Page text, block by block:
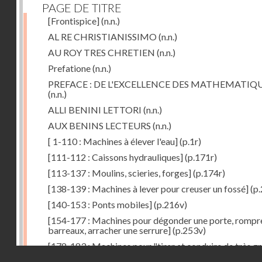
PAGE DE TITRE
[Frontispice](n.n.)
AL RE CHRISTIANISSIMO (n.n.)
AU ROY TRES CHRETIEN (n.n.)
Prefatione(n.n.)
PREFACE : DE L'EXCELLENCE DES
(n.n.)
ALLI BENINI LETTORI (n.n.)
AUX BENINS LECTEURS (n.n.)
[ 1-110 : Machines à élever l'eau](p.1r)
[111-112 : Caissons hydrauliques](p.171r)
[113-137 : Moulins, scieries, forges](p.174r)
[138-139 : Machines à lever pour creuser un fossé]
[140-153 : Ponts mobiles](p.216v)
[154-177 : Machines pour dégonder une porte,
barreaux, arracher une serrure](p.253v)
[178-183 : Machines pour "tirer et conduire de très